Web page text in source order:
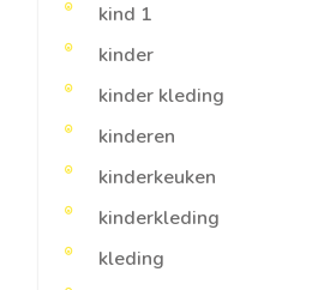
kind 1
kinder
kinder kleding
kinderen
kinderkeuken
kinderkleding
kleding